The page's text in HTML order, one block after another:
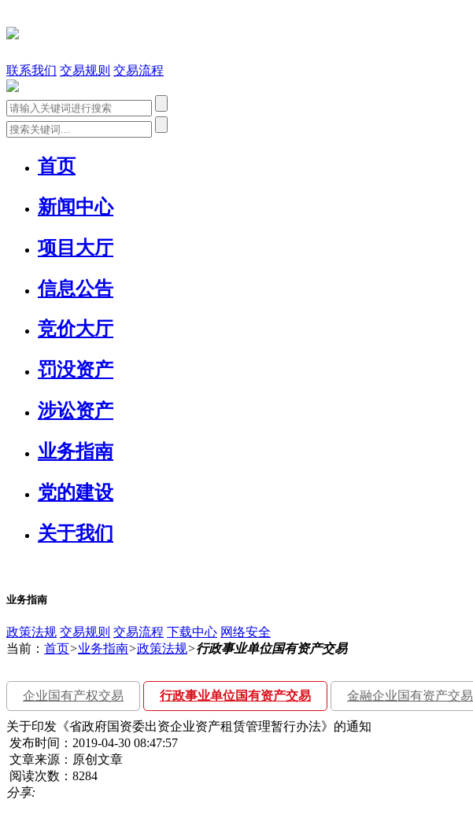
联系我们 交易规则 交易流程
首页
新闻中心
项目大厅
信息公告
竞价大厅
罚没资产
涉讼资产
业务指南
党的建设
关于我们
业务指南
政策法规 交易规则 交易流程 下载中心 网络安全
当前： 首页>业务指南>政策法规>行政事业单位国有资产交易
企业国有产权交易 行政事业单位国有资产交易 金融企业国有资产交易
关于印发《省政府国资委出资企业资产租赁管理暂行办法》的通知
发布时间：2019-04-30 08:47:57
文章来源：原创文章
阅读次数：8284
分享: